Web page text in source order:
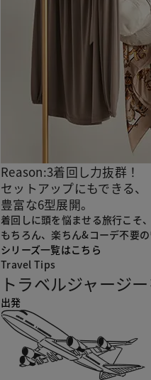
Reason:3着回し力抜群！
セットアップにもできる、
豊富な6型展開。
着回しに頭を悩ませる旅行こそ
もちろん、楽ちん&コーデ不要の
シリーズ一覧はこちら
Travel Tips
トラベルジャージ
出発